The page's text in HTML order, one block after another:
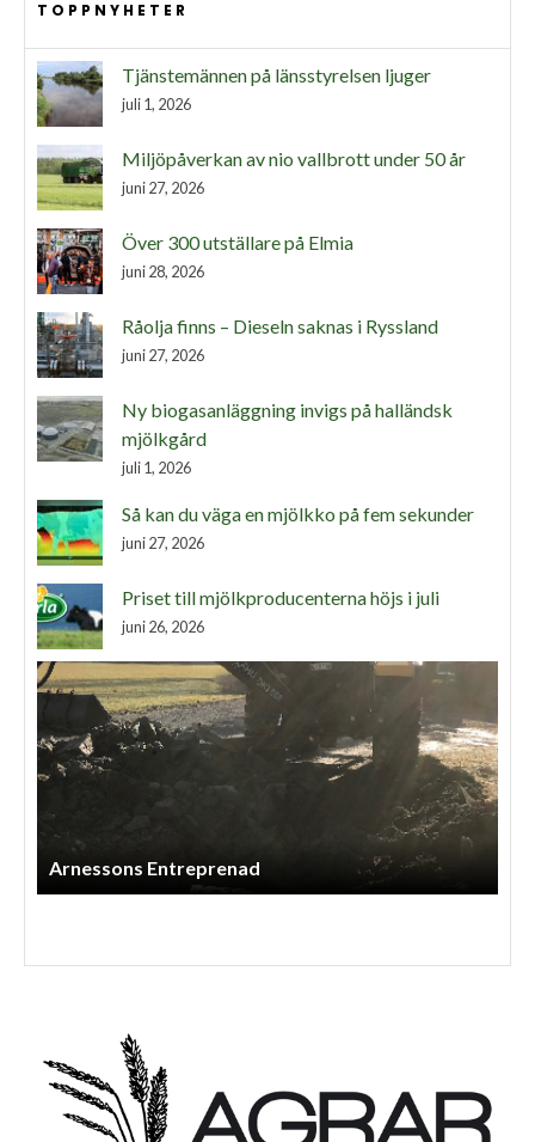
TOPPNYHETER
Tjänstemännen på länsstyrelsen ljuger
juli 1, 2026
Miljöpåverkan av nio vallbrott under 50 år
juni 27, 2026
Över 300 utställare på Elmia
juni 28, 2026
Råolja finns – Dieseln saknas i Ryssland
juni 27, 2026
Ny biogasanläggning invigs på halländsk
mjölkgård
juli 1, 2026
Så kan du väga en mjölkko på fem sekunder
juni 27, 2026
Priset till mjölkproducenterna höjs i juli
juni 26, 2026
Arnessons Entreprenad